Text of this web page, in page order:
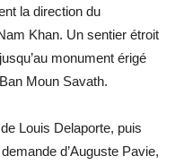
la direction du
Khan. Un sentier étroit
monument érigé
Moun Savath.
Louis Delaporte, puis
d’Auguste Pavie,